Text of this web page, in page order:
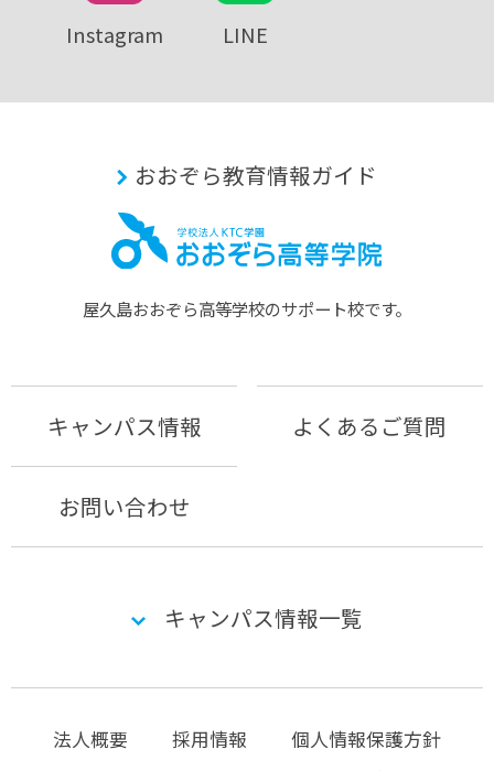
Instagram LINE
おおぞら教育情報ガイド
屋久島おおぞら⾼等学校のサポート校です。
キャンパス情報 よくあるご質問
お問い合わせ
キャンパス情報一覧
法人概要 採用情報
個人情報保護方針